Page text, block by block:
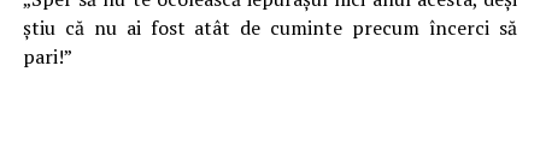
ştiu că nu ai fost atât de cuminte precum încerci să
pari!”